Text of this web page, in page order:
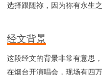
选择跟随祢，因为祢有永生
经文背景
这段经文的背景非常有意思
在烟台开演唱会，现场有四